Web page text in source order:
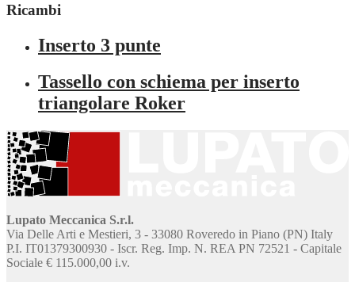
Ricambi
Inserto 3 punte
Tassello con schiema per inserto
triangolare Roker
Lupato Meccanica S.r.l.
Via Delle Arti e Mestieri, 3 - 33080 Roveredo in Piano (PN) Italy
P.I. IT01379300930 - Iscr. Reg. Imp. N. REA PN 72521 - Capitale
Sociale € 115.000,00 i.v.